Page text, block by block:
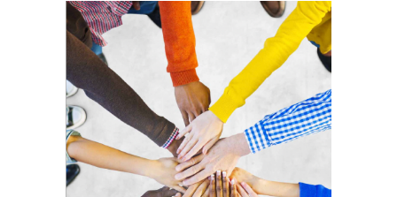
La prévention des conflits
d’intérêts
18 septembre 2023
FEUILLETER